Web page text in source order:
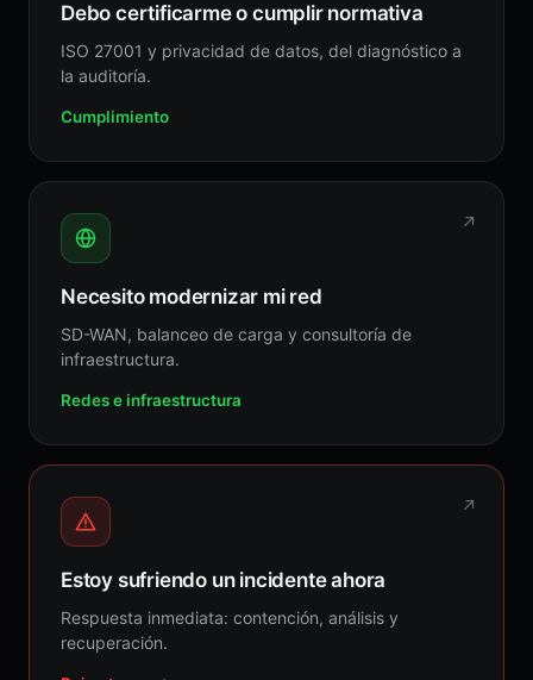
Debo certificarme o cumplir normativa
ISO 27001 y privacidad de datos, del diagnóstico a
la auditoría.
Cumplimiento
↗
Necesito modernizar mi red
SD-WAN, balanceo de carga y consultoría de
infraestructura.
Redes e infraestructura
↗
Estoy sufriendo un incidente ahora
Respuesta inmediata: contención, análisis y
recuperación.